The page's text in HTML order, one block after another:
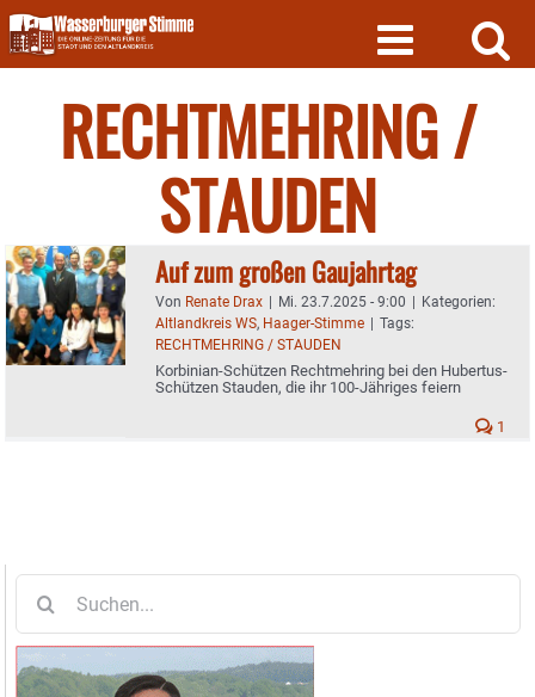
Skip
to
content
RECHTMEHRING /
STAUDEN
Auf zum großen Gaujahrtag
Von Renate Drax | Mi. 23.7.2025 - 9:00 | Kategorien:
Altlandkreis WS, Haager-Stimme | Tags:
RECHTMEHRING / STAUDEN
Korbinian-Schützen Rechtmehring bei den Hubertus-
Schützen Stauden, die ihr 100-Jähriges feiern
1
nach: